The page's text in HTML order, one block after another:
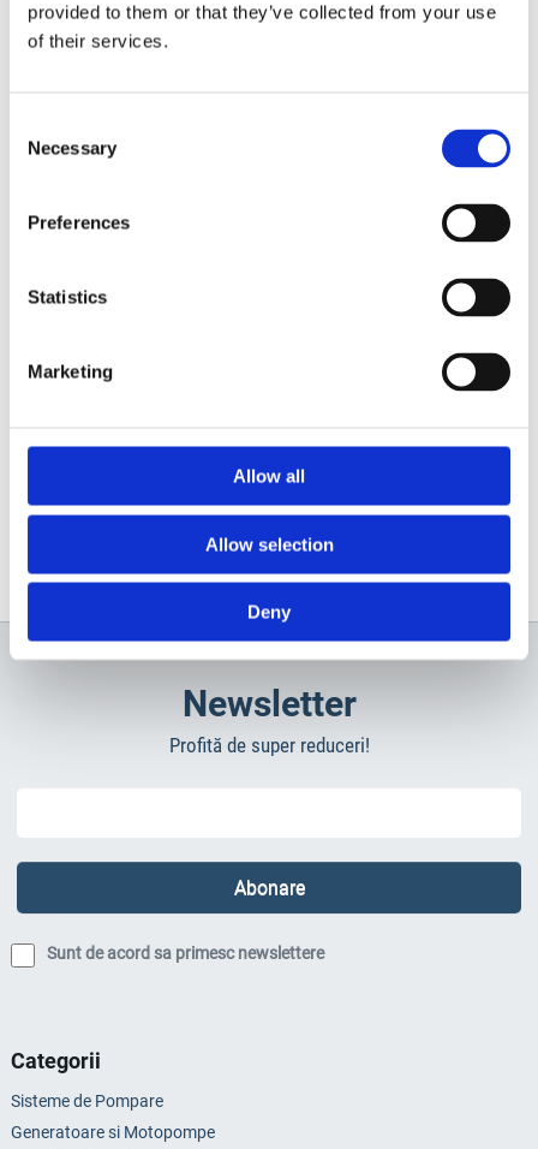
provided to them or that they’ve collected from your use
of their services.
Selection
Necessary
Preferences
Statistics
Marketing
Allow all
Allow selection
Deny
Newsletter
Profită de super reduceri!
Sunt de acord sa primesc newslettere
Categorii
Sisteme de Pompare
Generatoare si Motopompe